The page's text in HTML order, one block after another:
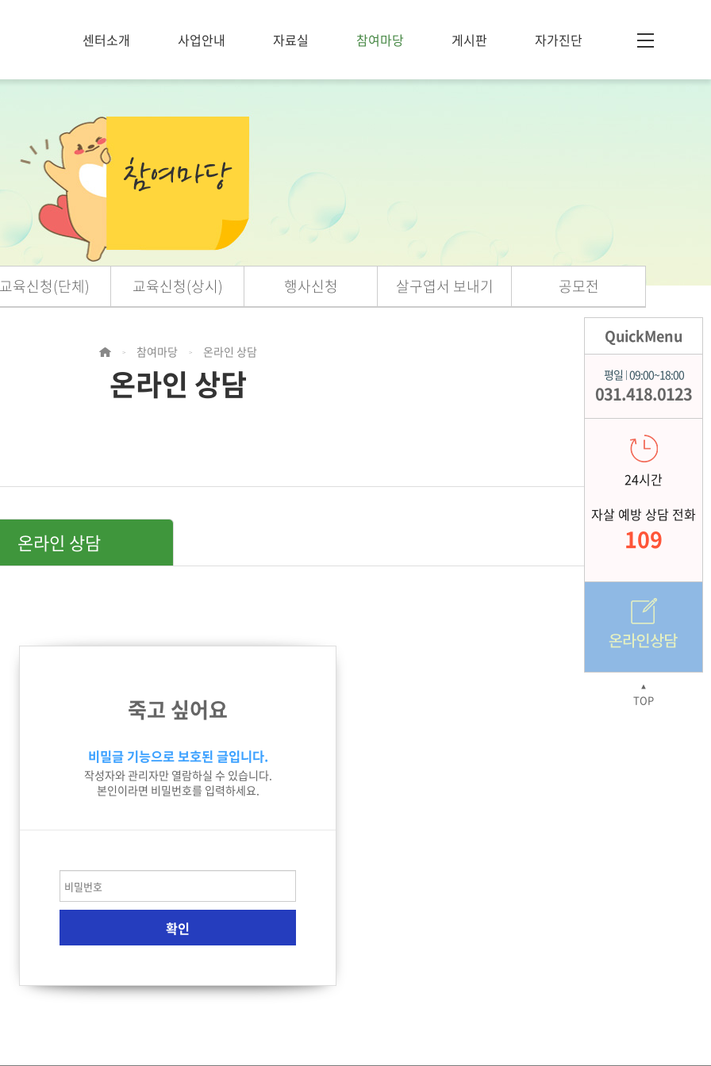
센터소개 사업안내 자료실 참여마당 게시판 자가진단
교육신청(단체) 교육신청(상시) 행사신청 살구엽서 보내기 공모전
> 참여마당 > 온라인 상담
온라인 상담
온라인 상담
죽고 싶어요
비밀글 기능으로 보호된 글입니다.
작성자와 관리자만 열람하실 수 있습니다.
본인이라면 비밀번호를 입력하세요.
QuickMenu
평일 | 09:00~18:00
031.418.0123
24시간
자살 예방 상담 전화
109
▲
TOP